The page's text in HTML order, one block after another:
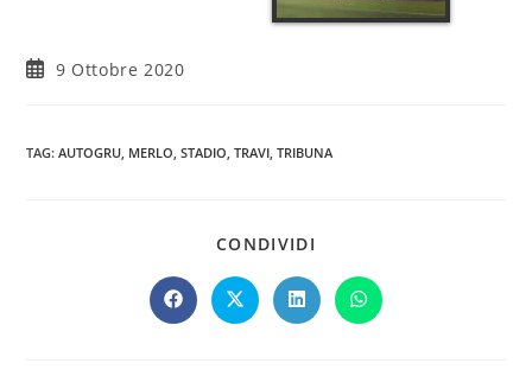
9 Ottobre 2020
TAG:AUTOGRU MERLO STADIO TRAVI TRIBUNA
CONDIVIDI